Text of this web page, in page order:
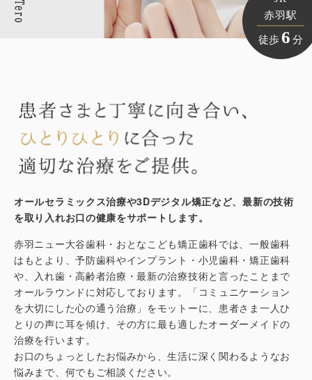
赤羽駅
徒歩 6 分
オールセラミックス治療や3Dデジタル矯正など、最新の技術
を取り入れお口の健康をサポートします。
赤羽ニュー大谷歯科・おとなこども矯正歯科では、一般歯科
はもとより、予防歯科やインプラント・小児歯科・矯正歯科
や、入れ歯・高齢者治療・最新の治療技術と言ったことまで
オールラウンドに対応しております。「コミュニケーション
を大切にした心の通う治療」をモットーに、患者さま一人ひ
とりの声に耳を傾け、その方に最も適したオーダーメイドの
治療を行います。
お口のちょっとしたお悩みから、生活に深く関わるようなお
悩みまで、何でもご相談ください。